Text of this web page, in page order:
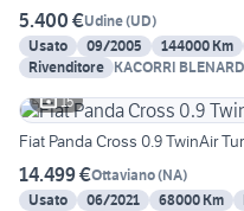
5.400 €Udine(UD)
Usato
09/2005 144000 Km
Rivenditore KACORRI BLENARD
15
Fiat Panda Cross 0.9 TwinAir
14.499 €Ottaviano(NA)
Usato
06/2021 68000 Km